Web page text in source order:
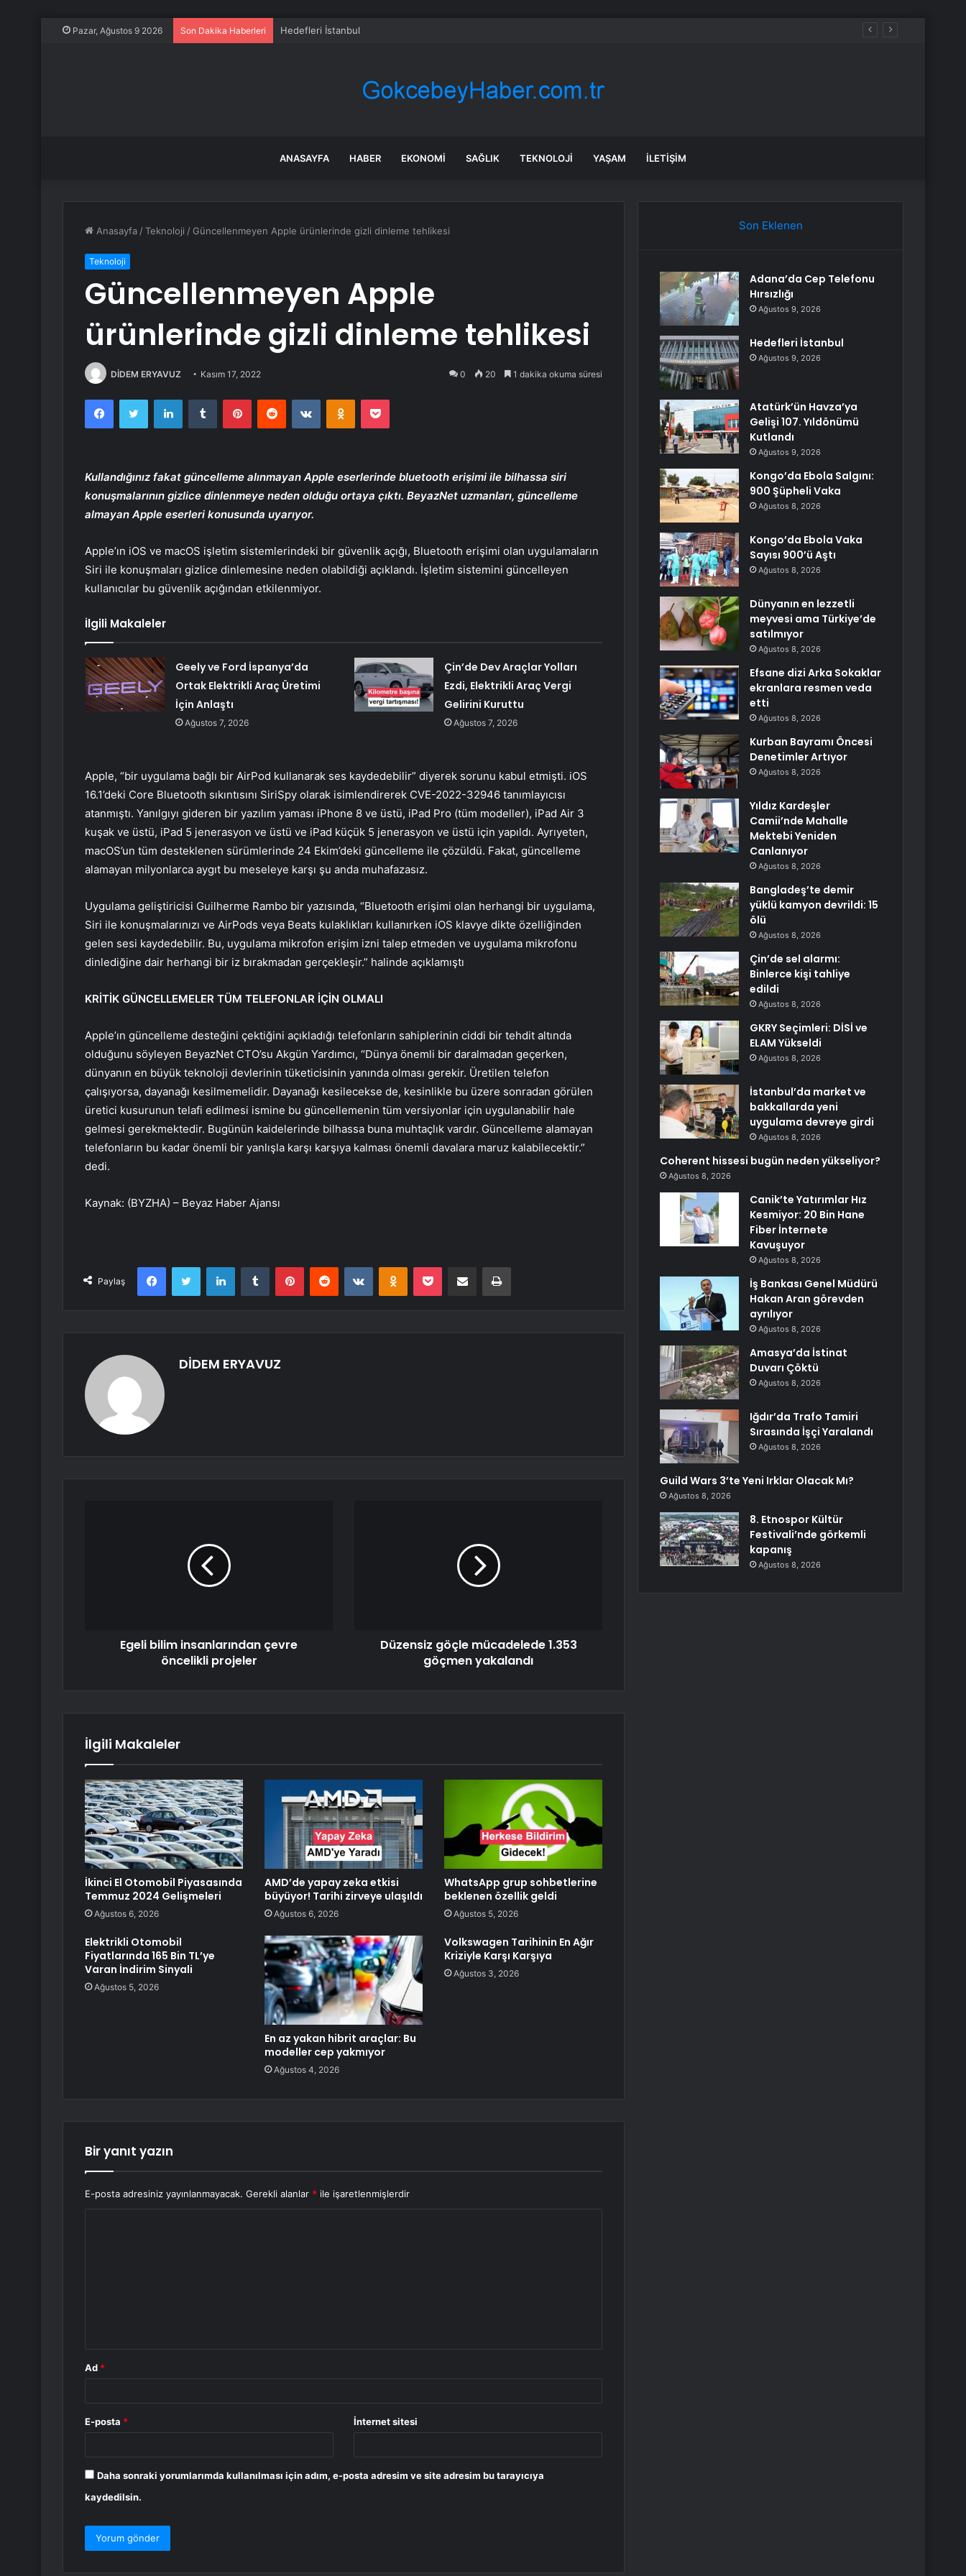
Pazar, Ağustos 9 2026 Son Dakika Haberleri Hedefleri İstanbul
ANASAYFA HABER EKONOMI SAĞLIK TEKNOLOJI YAŞAM İLETIŞIM
Anasayfa /Teknoloji / Güncellenmeyen Apple ürünlerinde gizli dinleme tehlikesi
Teknoloji
Güncellenmeyen Apple
ürünlerinde gizli dinleme tehlikesi
DİDEM ERYAVUZ Kasım 17, 2022 0 20 1 dakika okuma süresi
FacebookTwitter LinkedInTumblr PinterestReddit VKontakteOdnoklassniki
Pocket
Kullandığınız fakat güncelleme alınmayan Apple eserlerinde bluetooth erişimi ile bilhassa siri
konuşmalarının gizlice dinlenmeye neden olduğu ortaya çıktı. BeyazNet uzmanları, güncelleme
almayan Apple eserleri konusunda uyarıyor.
Apple’ın iOS ve macOS işletim sistemlerindeki bir güvenlik açığı, Bluetooth erişimi olan uygulamaların
Siri ile konuşmaları gizlice dinlemesine neden olabildiği açıklandı. İşletim sistemini güncelleyen
kullanıcılar bu güvenlik açığından etkilenmiyor.
İlgili Makaleler
Geely ve Ford İspanya’da
Ortak Elektrikli Araç Üretimi
İçin Anlaştı
Ağustos 7, 2026
Çin’de Dev Araçlar Yolları
Ezdi, Elektrikli Araç Vergi
Gelirini Kuruttu
Ağustos 7, 2026
Apple, “bir uygulama bağlı bir AirPod kullanarak ses kaydedebilir” diyerek sorunu kabul etmişti. iOS
16.1’deki Core Bluetooth sıkıntısını SiriSpy olarak isimlendirerek CVE-2022-32946 tanımlayıcısı
atanmıştı. Yanılgıyı gideren bir yazılım yaması iPhone 8 ve üstü, iPad Pro (tüm modeller), iPad Air 3
kuşak ve üstü, iPad 5 jenerasyon ve üstü ve iPad küçük 5 jenerasyon ve üstü için yapıldı. Ayrıyeten,
macOS’un tüm desteklenen sürümlerinde 24 Ekim’deki güncelleme ile çözüldü. Fakat, güncelleme
alamayan milyonlarca aygıt bu meseleye karşı şu anda muhafazasız.
Uygulama geliştiricisi Guilherme Rambo bir yazısında, “Bluetooth erişimi olan herhangi bir uygulama,
Siri ile konuşmalarınızı ve AirPods veya Beats kulaklıkları kullanırken iOS klavye dikte özelliğinden
gelen sesi kaydedebilir. Bu, uygulama mikrofon erişim izni talep etmeden ve uygulama mikrofonu
dinlediğine dair herhangi bir iz bırakmadan gerçekleşir.” halinde açıklamıştı
KRİTİK GÜNCELLEMELER TÜM TELEFONLAR İÇİN OLMALI
Apple’ın güncelleme desteğini çektiğini açıkladığı telefonların sahiplerinin ciddi bir tehdit altında
olduğunu söyleyen BeyazNet CTO’su Akgün Yardımcı, “Dünya önemli bir daralmadan geçerken,
dünyanın en büyük teknoloji devlerinin tüketicisinin yanında olması gerekir. Üretilen telefon
çalışıyorsa, dayanağı kesilmemelidir. Dayanağı kesilecekse de, kesinlikle bu üzere sonradan görülen
üretici kusurunun telafi edilmesi ismine bu güncellemenin tüm versiyonlar için uygulanabilir hale
gelmesi gerekmektedir. Bugünün kaidelerinde bilhassa buna muhtaçlık vardır. Güncelleme alamayan
telefonların bu kadar önemli bir yanlışla karşı karşıya kalması önemli davalara maruz kalabilecektir.”
dedi.
Kaynak: (BYZHA) – Beyaz Haber Ajansı
Paylaş
FacebookTwitter LinkedInTumblr PinterestReddit VKontakteOdnoklassniki
Pocket E-Posta ile paylaş Yazdır
DİDEM ERYAVUZ
Egeli bilim insanlarından çevre
öncelikli projeler
Düzensiz göçle mücadelede 1.353
göçmen yakalandı
İlgili Makaleler
İkinci El Otomobil Piyasasında
Temmuz 2024 Gelişmeleri
Ağustos 6, 2026
AMD’de yapay zeka etkisi
büyüyor! Tarihi zirveye ulaşıldı
Ağustos 6, 2026
WhatsApp grup sohbetlerine
beklenen özellik geldi
Ağustos 5, 2026
Elektrikli Otomobil
Fiyatlarında 165 Bin TL’ye
Varan İndirim Sinyali
Ağustos 5, 2026
En az yakan hibrit araçlar: Bu
modeller cep yakmıyor
Ağustos 4, 2026
Volkswagen Tarihinin En Ağır
Kriziyle Karşı Karşıya
Ağustos 3, 2026
Bir yanıt yazın
E-posta adresiniz yayınlanmayacak. Gerekli alanlar * ile işaretlenmişlerdir
Ad *
E-posta * İnternet sitesi
Daha sonraki yorumlarımda kullanılması için adım, e-posta adresim ve site adresim bu tarayıcıya
kaydedilsin.
Son Eklenen
Adana’da Cep Telefonu
Hırsızlığı
Ağustos 9, 2026
Hedefleri İstanbul
Ağustos 9, 2026
Atatürk’ün Havza’ya
Gelişi 107. Yıldönümü
Kutlandı
Ağustos 9, 2026
Kongo’da Ebola Salgını:
900 Şüpheli Vaka
Ağustos 8, 2026
Kongo’da Ebola Vaka
Sayısı 900’ü Aştı
Ağustos 8, 2026
Dünyanın en lezzetli
meyvesi ama Türkiye’de
satılmıyor
Ağustos 8, 2026
Efsane dizi Arka Sokaklar
ekranlara resmen veda
etti
Ağustos 8, 2026
Kurban Bayramı Öncesi
Denetimler Artıyor
Ağustos 8, 2026
Yıldız Kardeşler
Camii’nde Mahalle
Mektebi Yeniden
Canlanıyor
Ağustos 8, 2026
Bangladeş’te demir
yüklü kamyon devrildi: 15
ölü
Ağustos 8, 2026
Çin’de sel alarmı:
Binlerce kişi tahliye
edildi
Ağustos 8, 2026
GKRY Seçimleri: DİSİ ve
ELAM Yükseldi
Ağustos 8, 2026
İstanbul’da market ve
bakkallarda yeni
uygulama devreye girdi
Ağustos 8, 2026
Coherent hissesi bugün neden yükseliyor?
Ağustos 8, 2026
Canik’te Yatırımlar Hız
Kesmiyor: 20 Bin Hane
Fiber İnternete
Kavuşuyor
Ağustos 8, 2026
İş Bankası Genel Müdürü
Hakan Aran görevden
ayrılıyor
Ağustos 8, 2026
Amasya’da İstinat
Duvarı Çöktü
Ağustos 8, 2026
Iğdır’da Trafo Tamiri
Sırasında İşçi Yaralandı
Ağustos 8, 2026
Guild Wars 3’te Yeni Irklar Olacak Mı?
Ağustos 8, 2026
8. Etnospor Kültür
Festivali’nde görkemli
kapanış
Ağustos 8, 2026